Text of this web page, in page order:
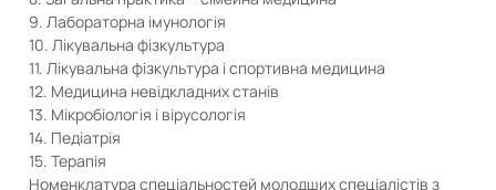
9. Лабораторна імунологія
10. Лікувальна фізкультура
11. Лікувальна фізкультура і спортивна медицина
12. Медицина невідкладних станів
13. Мікробіологія і вірусологія
14. Педіатрія
15. Терапія
Номенклатура спеціальностей молодших спеціалістів з